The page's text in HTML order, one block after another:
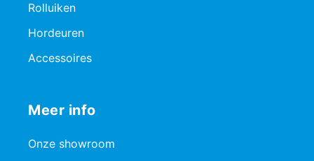
Rolluiken
Hordeuren
Accessoires
Meer info
Onze showroom